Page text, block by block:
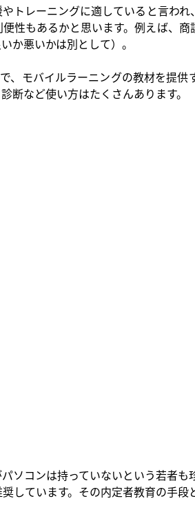
トレーニングに適していると言わ
性もあるかと思います。例えば、
か悪いかは別として）。
、モバイルラーニングの教材を提
断など使い方はたくさんあります。
ソコンは持っていないという若者
しています。その内定者教育の手